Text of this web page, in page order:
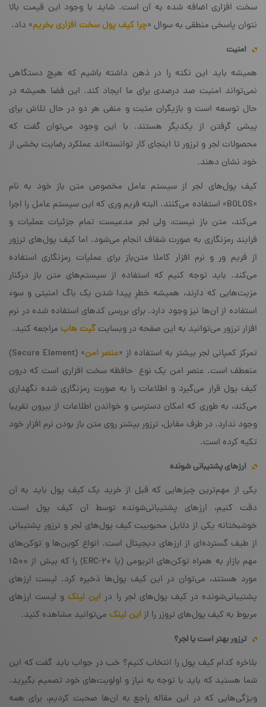
سخت افزاری اضافه شده به آن است. شاید با وجود این قیمت بالا
نتوان پاسخی منطقی به سوال «چرا کیف پول سخت افزاری بخریم» داد.
امنیت
همیشه باید این نکته را در ذهن داشته باشیم که هیچ دستگاهی
نمی‌تواند امنیت صد درصدی برای ما ایجاد کند. این فضا همیشه در
حال توسعه است و بازیگران مثبت و منفی هر دو در حال تلاش برای
پیشی گرفتن از یکدیگر هستند. با این وجود می‌توان گفت که
محصولات لجر و ترزور تا اینجای کار توانسته‌اند عملکرد رضایت بخشی از
خود نشان دهند.
کیف پول‌های لجر از سیستم‌ عامل مخصوص متن باز خود به نام
«BOLOS» استفاده می‌کنند. البته فریم وری که این سیستم عامل را اجرا
می‌کند، متن باز نیست، ولی لجر مدعیست تمام جزئیات عملیات و
فرایند رمزنگاری به صورت شفاف انجام می‌شود. اما کیف پول‌های ترزور
از فریم ور و نرم افزار کاملا متن‌باز برای عملیات رمزنگاری استفاده
می‌کند. باید توجه کنیم که استفاده از سیستم‌های متن باز درکنار
مزیت‌هایی که دارند، همیشه خطرِ پیدا شدن یک باگ امنیتی و سوء
استفاده از آن‌ها نیز وجود دارد. برای بررسی کدهای استفاده شده در نرم
افزار ترزور می‌توانید به این صفحه در وبسایت گیت هاب مراجعه کنید.
تمرکز کمپانی لجر بیشتر به استفاده از «عنصر امن
» (Secure Element)
‌منعطف است. عنصر امن یک نوع حافظه سخت افزاری است که درون
کیف پول قرار می‌گیرد و اطلاعات را به صورت رمزنگاری شده نگهداری
می‌کند، به طوری که امکان دسترسی و خواندن اطلاعات از بیرون تقریبا
وجود ندارد. در طرف مقابل، ترزور بیشتر روی متن باز بودن نرم افزار خود
تکیه کرده است.
ارزهای پشتیبانی شونده
یکی از مهم‌ترین چیزهایی که قبل از خرید یک کیف پول باید به آن
دقت کنیم، ارزهای پشتیبانی‌شونده توسط آن کیف پول است.
خوشبختانه یکی از دلایل محبوبیت کیف پول‌های لجر و ترزور پشتیبانی
از طیف گسترده‌ای از ارزهای دیجیتال است. انواع کوین‌ها و توکن‌های
مهم بازار به همراه توکن‌های اتریومی (یا ERC-20) را که بیش از ۱۵۰۰
مورد هستند، می‌توان در این کیف پول‌ها ذخیره کرد.‌ لیست ارزهای
پشتیبانی‌شونده در کیف پول‌های لجر را در این لینک و لیست ارزهای
مربوط به کیف پول‌های تروزر را ازاین لینک می‌توانید مشاهده کنید.
ترزور بهتر است یا لجر؟
بلاخره کدام کیف پول را انتخاب کنیم؟ خب در جواب باید گفت که این
شما هستید که باید با توجه به نیاز و اولویت‌های خود تصمیم بگیرید.
ویژگی‌هایی که در این مقاله راجع به آن‌ها صحبت کردیم،‌ برای همه